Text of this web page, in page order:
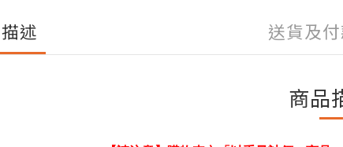
述 送貨及
商品